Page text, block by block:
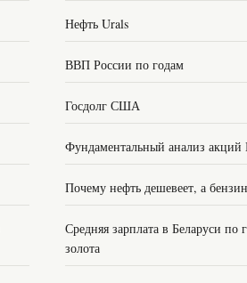
Нефть Urals
ВВП России по годам
Госдолг США
Фундаментальный анализ
Почему нефть дешевеет, а
Средняя зарплата в Беларуси
золота